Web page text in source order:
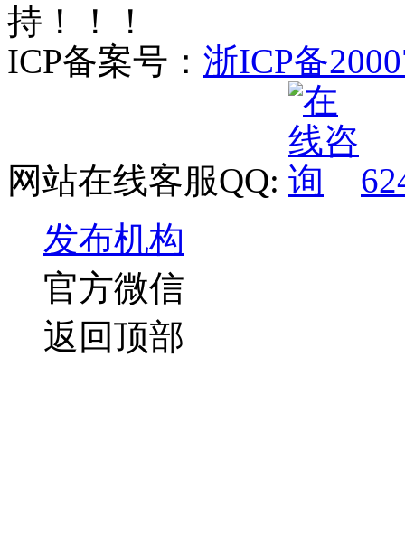
持！！！
ICP备案号： 浙ICP备
网站在线客服QQ:
发布机构
官方微信
返回顶部